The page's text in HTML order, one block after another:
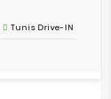
Tunis Drive-IN